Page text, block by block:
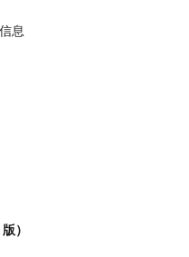
息
）